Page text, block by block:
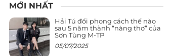
MỚI NHẤT
Hải Tú đổi phong cách thế nào
sau 5 năm thành “nàng thơ” của
Sơn Tùng M-TP
05/07/2025